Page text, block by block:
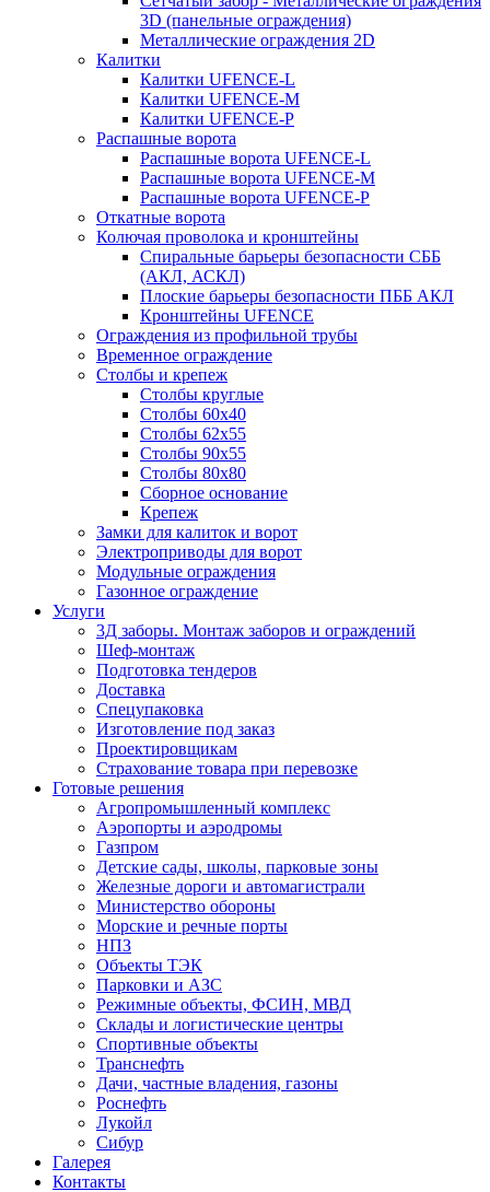
3D (панельные ограждения)
Металлические ограждения 2D
Калитки
Калитки UFENCE-L
Калитки UFENCE-M
Калитки UFENCE-P
Распашные ворота
Распашные ворота UFENCE-L
Распашные ворота UFENCE-M
Распашные ворота UFENCE-P
Откатные ворота
Колючая проволока и кронштейны
Спиральные барьеры безопасности СББ
(АКЛ, АСКЛ)
Плоские барьеры безопасности ПББ АКЛ
Кронштейны UFENCE
Ограждения из профильной трубы
Временное ограждение
Столбы и крепеж
Столбы круглые
Столбы 60х40
Столбы 62х55
Столбы 90х55
Столбы 80х80
Сборное основание
Крепеж
Замки для калиток и ворот
Электроприводы для ворот
Модульные ограждения
Газонное ограждение
Услуги
3Д заборы. Монтаж заборов и ограждений
Шеф-монтаж
Подготовка тендеров
Доставка
Спецупаковка
Изготовление под заказ
Проектировщикам
Страхование товара при перевозке
Готовые решения
Агропромышленный комплекс
Аэропорты и аэродромы
Газпром
Детские сады, школы, парковые зоны
Железные дороги и автомагистрали
Министерство обороны
Морские и речные порты
НПЗ
Объекты ТЭК
Парковки и АЗС
Режимные объекты, ФСИН, МВД
Склады и логистические центры
Спортивные объекты
Транснефть
Дачи, частные владения, газоны
Роснефть
Лукойл
Сибур
Галерея
Контакты